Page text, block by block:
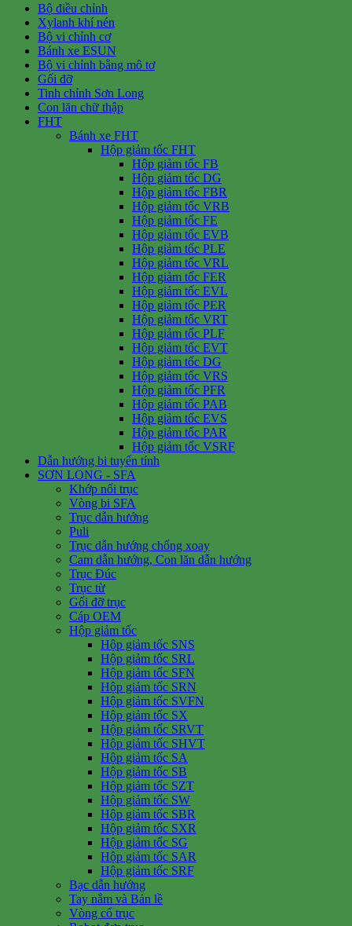
Bộ điều chỉnh
Xylanh khí nén
Bộ vi chỉnh cơ
Bánh xe ESUN
Bộ vi chỉnh bằng mô tơ
Gối đỡ
Tinh chỉnh Sơn Long
Con lăn chữ thập
FHT
Bánh xe FHT
Hộp giảm tốc FHT
Hộp giảm tốc FB
Hộp giảm tốc DG
Hộp giảm tốc FBR
Hộp giảm tốc VRB
Hộp giảm tốc FE
Hộp giảm tốc EVB
Hộp giảm tốc PLE
Hộp giảm tốc VRL
Hộp giảm tốc FER
Hộp giảm tốc EVL
Hộp giảm tốc PER
Hộp giảm tốc VRT
Hộp giảm tốc PLF
Hộp giảm tốc EVT
Hộp giảm tốc DG
Hộp giảm tốc VRS
Hộp giảm tốc PFR
Hộp giảm tốc PAB
Hộp giảm tốc EVS
Hộp giảm tốc PAR
Hộp giảm tốc VSRF
Dẫn hướng bi tuyến tính
SƠN LONG - SFA
Khớp nối trục
Vòng bi SFA
Trục dẫn hướng
Puli
Trục dẫn hướng chống xoay
Cam dẫn hướng, Con lăn dẫn hướng
Trục Đúc
Trục từ
Gối đỡ trục
Cáp OEM
Hộp giảm tốc
Hộp giảm tốc SNS
Hộp giảm tốc SRL
Hộp giảm tốc SFN
Hộp giảm tốc SRN
Hộp giảm tốc SVFN
Hộp giảm tốc SX
Hộp giảm tốc SRVT
Hộp giảm tốc SHVT
Hộp giảm tốc SA
Hộp giảm tốc SB
Hộp giảm tốc SZT
Hộp giảm tốc SW
Hộp giảm tốc SBR
Hộp giảm tốc SXR
Hộp giảm tốc SG
Hộp giảm tốc SAR
Hộp giảm tốc SRF
Bạc dẫn hướng
Tay nắm và Bản lề
Vòng cổ trục